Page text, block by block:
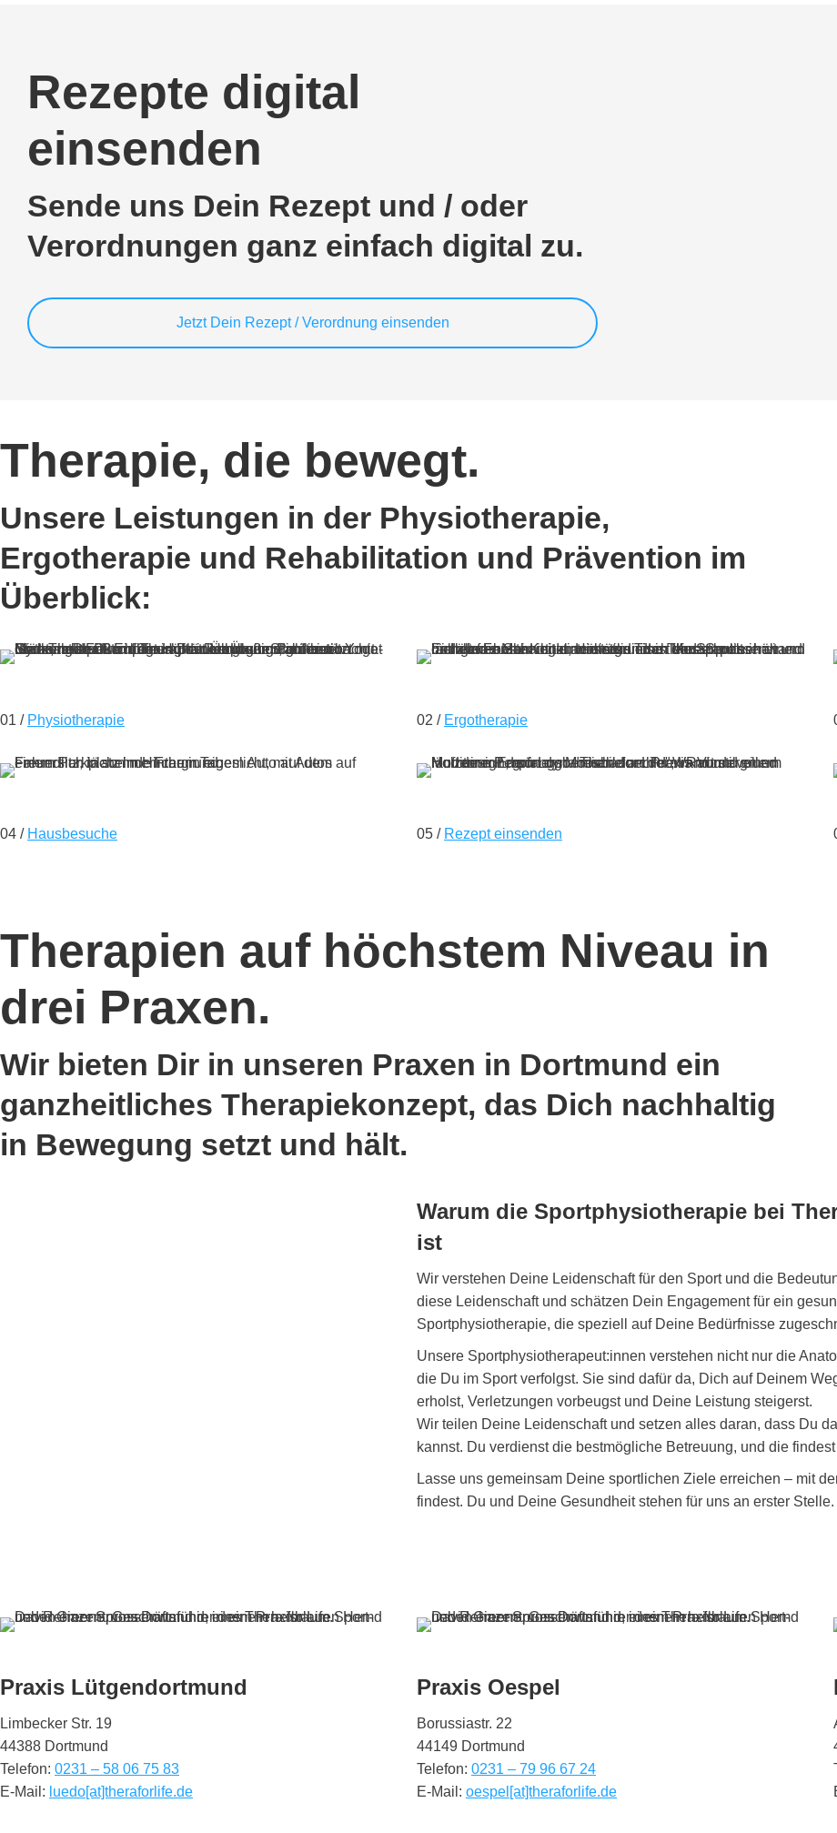
Rezepte digital
einsenden
Sende uns Dein Rezept und / oder
Verordnungen ganz einfach digital zu.
Jetzt Dein Rezept / Verordnung einsenden
Therapie, die bewegt.
Unsere Leistungen in der Physiotherapie,
Ergotherapie und Rehabilitation und Prävention im
Überblick:
01 / Physiotherapie 02 / Ergotherapie
04 / Hausbesuche 05 / Rezept einsenden
Therapien auf höchstem Niveau in
drei Praxen.
Wir bieten Dir in unseren Praxen in Dortmund ein
ganzheitliches Therapiekonzept, das Dich nachhaltig
in Bewegung setzt und hält.
Warum die Sportphysiotherapie bei
ist
Wir verstehen Deine Leidenschaft für den Sport und die
diese Leidenschaft und schätzen Dein Engagement für ein
Sportphysiotherapie, die speziell auf Deine Bedürfnisse
Unsere Sportphysiotherapeut:innen verstehen nicht nur die
die Du im Sport verfolgst. Sie sind dafür da, Dich auf Deinem
erholst, Verletzungen vorbeugst und Deine Leistung steigerst.
Wir teilen Deine Leidenschaft und setzen alles daran, dass Du
kannst. Du verdienst die bestmögliche Betreuung, und die
Lasse uns gemeinsam Deine sportlichen Ziele erreichen – mit
findest. Du und Deine Gesundheit stehen für uns an erster Stelle.
Praxis Lütgendortmund
Limbecker Str. 19
44388 Dortmund
Telefon: 0231 – 58 06 75 83
E-Mail: luedo[at]theraforlife.de
Praxis Oespel
Borussiastr. 22
44149 Dortmund
Telefon: 0231 – 79 96 67 24
E-Mail: oespel[at]theraforlife.de